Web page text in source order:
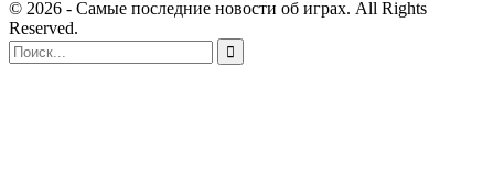
© 2026 - Самые последние новости об играх. All Rights
Reserved.